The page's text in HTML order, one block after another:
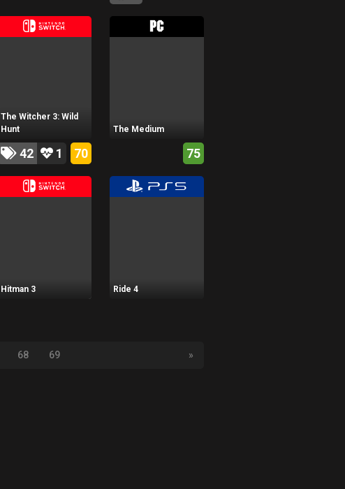
The Witcher 3: Wild
Hunt
42 1 70
The Medium
75
Hitman 3 Ride 4
68 69 »